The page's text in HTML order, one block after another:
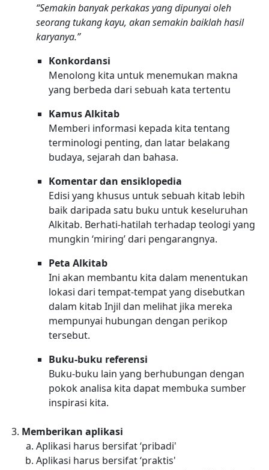
“Semakin banyak perkakas yang dipunyai oleh
seorang tukang kayu, akan semakin baiklah hasil
karyanya.”
Konkordansi
Menolong kita untuk menemukan makna
yang berbeda dari sebuah kata tertentu
Kamus Alkitab
Memberi informasi kepada kita tentang
terminologi penting, dan latar belakang
budaya, sejarah dan bahasa.
Komentar dan ensiklopedia
Edisi yang khusus untuk sebuah kitab lebih
baik daripada satu buku untuk keseluruhan
Alkitab. Berhati-hatilah terhadap teologi yang
mungkin ‘miring’ dari pengarangnya.
Peta Alkitab
Ini akan membantu kita dalam menentukan
lokasi dari tempat-tempat yang disebutkan
dalam kitab Injil dan melihat jika mereka
mempunyai hubungan dengan perikop
tersebut.
Buku-buku referensi
Buku-buku lain yang berhubungan dengan
pokok analisa kita dapat membuka sumber
inspirasi kita.
Memberikan aplikasi
Aplikasi harus bersifat ‘pribadi'
Aplikasi harus bersifat ‘praktis'